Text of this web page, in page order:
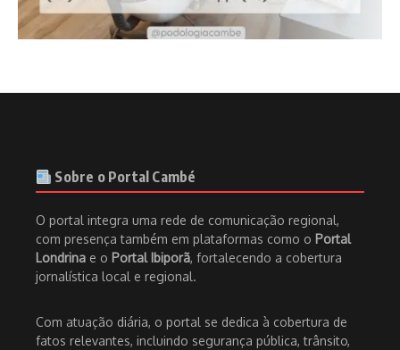
Sobre o Portal Cambé
O portal integra uma rede de comunicação regional,
com presença também em plataformas como o Portal
Londrina e o Portal Ibiporã, fortalecendo a cobertura
jornalística local e regional.
Com atuação diária, o portal se dedica à cobertura de
fatos relevantes, incluindo segurança pública, trânsito,